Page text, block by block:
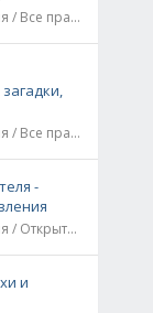
20.06.21, Информация / Все праздники / Рассказы и истории
10.07.21, Информация / Все праздники
-
04.10.21, Информация / Открытки / Все праздники
и